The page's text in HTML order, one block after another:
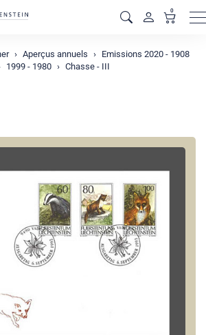
0
Aperçus annuels
Emissions 2020 - 1908
1999 - 1980
Chasse - III